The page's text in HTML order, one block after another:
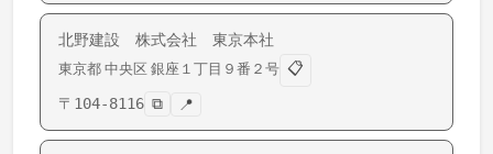
北野建設 株式会社 東京本社
東京都 中央区 銀座 １丁目９番２号 📋
〒 104-8116 ⧉ 📍